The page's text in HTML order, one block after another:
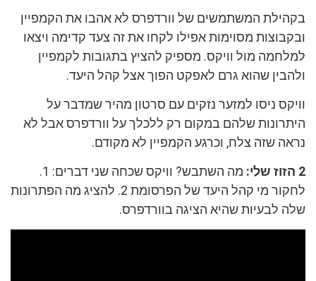
בקהילת המשתמשים של וורדפרס לא אהבו את הקמפיין
ובקבוצות מסוימות אפילו לקחו את זה צעד קדימה ויצאו
למלחמה מול וויקס. מספיק להציץ בתגובות לקמפיין
ולהבין שהוא גרם לאפקט הפוך אצל קהל היעד.
וויקס ניסו למזער נזקים עם סרטון מהיר שמדבר על
היתרונות שלהם במקום רק ללכלך על וורדפרס אבל לא
נראה שזה צלח, וכרגע הקמפיין לא מקודם.
2 הזוז שלי:
מה השתבש? וויקס שכחה שני דברים: 1.
לחקור מי קהל היעד של הפרסומת 2. להציג מה הפתרונות
שלה לבעיות שהיא הציגה בוורדפרס.